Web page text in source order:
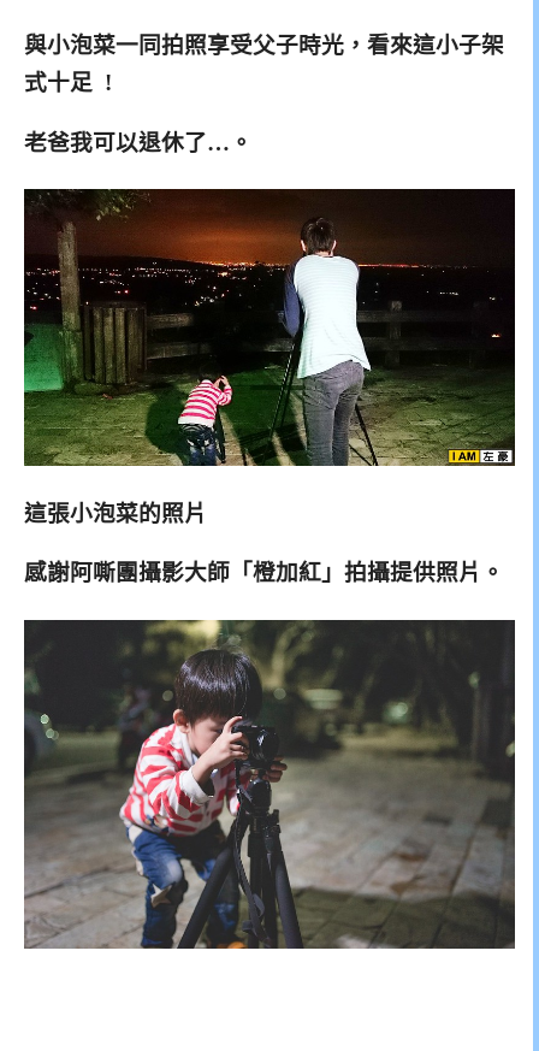
與小泡菜一同拍照享受父子時光，看來這小子架
式十足 !
老爸我可以退休了…。
這張小泡菜的照片
感謝阿嘶團攝影大師「橙加紅」拍攝提供照片。